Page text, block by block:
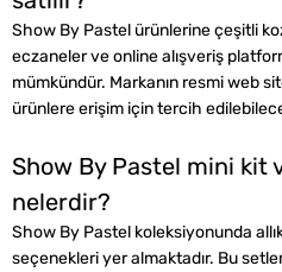
Show By Pastel ürünlerine çeşitli
eczaneler ve online alışveriş
mümkündür. Markanın resmi web
ürünlere erişim için tercih
Show By Pastel mini kit
nelerdir?
Show By Pastel koleksiyonunda
seçenekleri yer almaktadır. Bu